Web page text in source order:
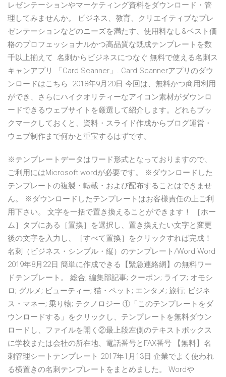
レゼンテーションやマーケティング資料をダウンロード・管
理してみませんか。 ビジネス、教育、クリエイティブなプレ
ゼンテーションなどのニーズを満たす、使用料なし&ベスト価
格のプロフェッショナルかつ高品質な既成テンプレートを数
千以上揃えて 名刺からビジネスにつなぐ 無料で使える名刺ス
キャンアプリ 「Card Scanner」. Card Scannerアプリのダウ
ンロードはこちら 2018年9月20日 今回は、無料かつ商用利用
ができ、さらにハイクオリティーなアイコン素材がダウンロ
ードできるウェブサイトを厳選して紹介します。どれもブッ
クマークしておくと、資料・スライド作成からブログ運営・
ウェブ制作まで何かと重宝するはずです。
※テンプレートデータはワード形式となっておりますので、
ご利用にはMicrosoft wordが必要です。 ※ダウンロードした
テンプレートの複製・転載・および配布することはできませ
ん。 ※ダウンロードしたテンプレートはお客様責任の上ご利
用下さい。 文字を一括で置き換えることができます！ ［ホー
ム］タブにある［置換］を選択し、置き換えたい文字と変更
後の文字を入力し、［すべて置換］をクリックすれば完成！
名刺（ビジネス・シンプル・縦）のテンプレート/Word Word
2019年8月22日 簡単に作成できる【緊急連絡網】の無料ワー
ドテンプレート。 総合; 編集部記事; クーポン; ライフ; オモシ
ロ; グルメ; ビューティー; 猫・ペット; エンタメ; 旅行; ビジネ
ス・マネー; 乗り物; テクノロジー ①「このテンプレートをダ
ウンロードする」をクリックし、テンプレートを無料ダウン
ロードし、ファイルを開く②最上段左側のテキストボックス
に学校または会社の所在地、電話番号とFAX番号 【無料】名
刺管理シートテンプレート 2017年1月13日 企業でよく使われ
る横置きの名刺テンプレートをまとめました。 Wordや